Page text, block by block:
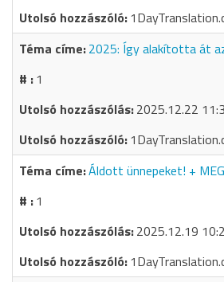
2025: Így alakította át
1
2025.12.22
Áldott ünnepeket! +
1
2025.12.19